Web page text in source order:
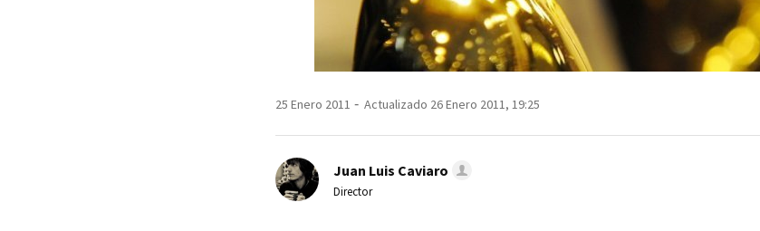
25 Enero 2011 Actualizado 26 Enero 2011, 19:25
Juan Luis Caviaro
Director